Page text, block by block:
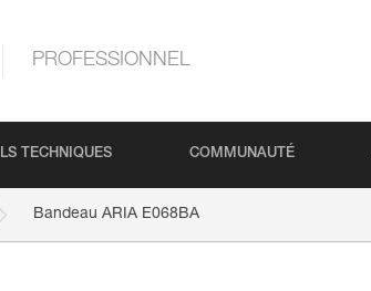
PROFESSIONNEL
TECHNIQUES COMMUNAUTÉ
Bandeau ARIA E068BA